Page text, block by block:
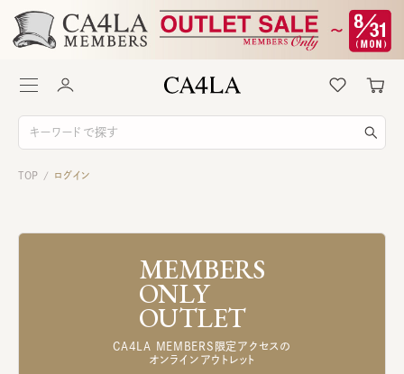
TOP / ログイン
MEMBERS
ONLY
OUTLET
CA4LA MEMBERS限定アクセスの
オンラインアウトレット